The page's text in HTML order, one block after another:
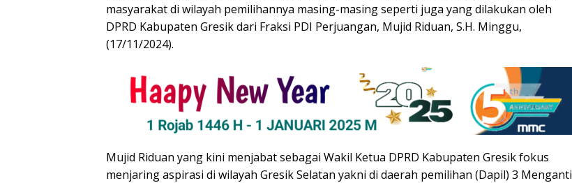
masyarakat di wilayah pemilihannya masing-masing seperti juga yang dilakukan oleh
DPRD Kabupaten Gresik dari Fraksi PDI Perjuangan, Mujid Riduan, S.H. Minggu,
(17/11/2024).
Mujid Riduan yang kini menjabat sebagai Wakil Ketua DPRD Kabupaten Gresik fokus
menjaring aspirasi di wilayah Gresik Selatan yakni di daerah pemilihan (Dapil) 3 Menganti